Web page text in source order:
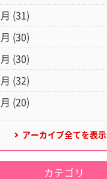
(31)
(30)
(30)
(32)
(20)
アーカイブ全てを表示
カテゴリ